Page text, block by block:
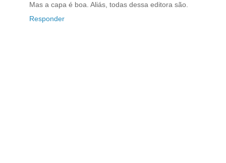
Mas a capa é boa. Aliás, todas dessa editora são.
Responder